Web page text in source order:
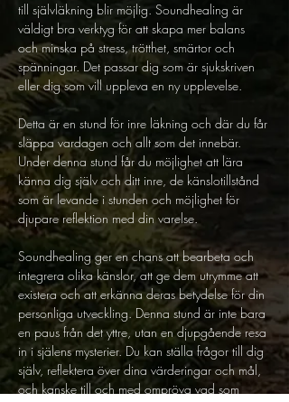
till självläkning blir möjlig. Soundhealing är
väldigt bra verktyg för att skapa mer balans
och minska på stress, trötthet, smärtor och
spänningar. Det passar dig som är sjukskriven
eller dig som vill uppleva en ny upplevelse.
Detta är en stund för inre läkning och där du får
släppa vardagen och allt som det innebär.
Under denna stund får du möjlighet att lära
känna dig själv och ditt inre, de känslotillstånd
som är levande i stunden och möjlighet för
djupare reflektion med din varelse.
Soundhealing ger en chans att bearbeta och
integrera olika känslor, att ge dem utrymme att
existera och att erkänna deras betydelse för din
personliga utveckling. Denna stund är inte bara
en paus från det yttre, utan en djupgående resa
in i själens mysterier. Du kan ställa frågor till dig
själv, reflektera över dina värderingar och mål,
och kanske till och med ompröva vad som